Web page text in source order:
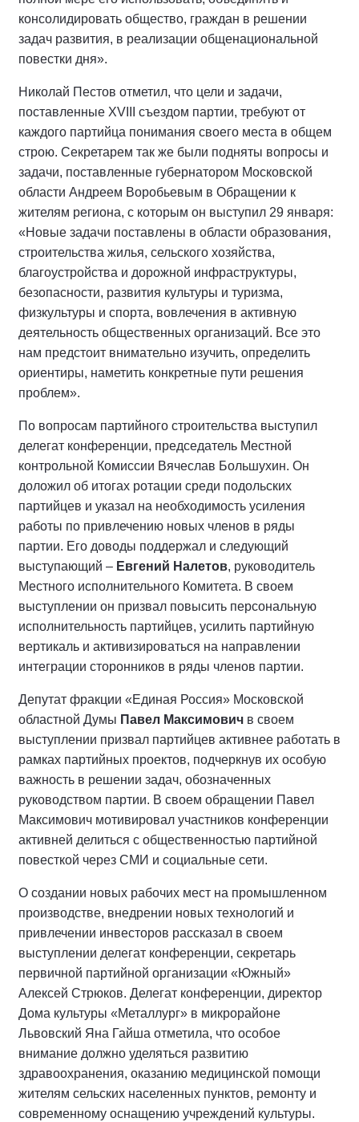
консолидировать общество, граждан в решении
задач развития, в реализации общенациональной
повестки дня».
Николай Пестов отметил, что цели и задачи,
поставленные XVIII съездом партии, требуют от
каждого партийца понимания своего места в общем
строю. Секретарем так же были подняты вопросы и
задачи, поставленные губернатором Московской
области Андреем Воробьевым в Обращении к
жителям региона, с которым он выступил 29 января:
«Новые задачи поставлены в области образования,
строительства жилья, сельского хозяйства,
благоустройства и дорожной инфраструктуры,
безопасности, развития культуры и туризма,
физкультуры и спорта, вовлечения в активную
деятельность общественных организаций. Все это
нам предстоит внимательно изучить, определить
ориентиры, наметить конкретные пути решения
проблем».
По вопросам партийного строительства выступил
делегат конференции, председатель Местной
контрольной Комиссии Вячеслав Большухин. Он
доложил об итогах ротации среди подольских
партийцев и указал на необходимость усиления
работы по привлечению новых членов в ряды
партии. Его доводы поддержал и следующий
выступающий – Евгений Налетов, руководитель
Местного исполнительного Комитета. В своем
выступлении он призвал повысить персональную
исполнительность партийцев, усилить партийную
вертикаль и активизироваться на направлении
интеграции сторонников в ряды членов партии.
Депутат фракции «Единая Россия» Московской
областной Думы Павел Максимович в своем
выступлении призвал партийцев активнее работать в
рамках партийных проектов, подчеркнув их особую
важность в решении задач, обозначенных
руководством партии. В своем обращении Павел
Максимович мотивировал участников конференции
активней делиться с общественностью партийной
повесткой через СМИ и социальные сети.
О создании новых рабочих мест на промышленном
производстве, внедрении новых технологий и
привлечении инвесторов рассказал в своем
выступлении делегат конференции, секретарь
первичной партийной организации «Южный»
Алексей Стрюков. Делегат конференции, директор
Дома культуры «Металлург» в микрорайоне
Львовский Яна Гайша отметила, что особое
внимание должно уделяться развитию
здравоохранения, оказанию медицинской помощи
жителям сельских населенных пунктов, ремонту и
современному оснащению учреждений культуры.